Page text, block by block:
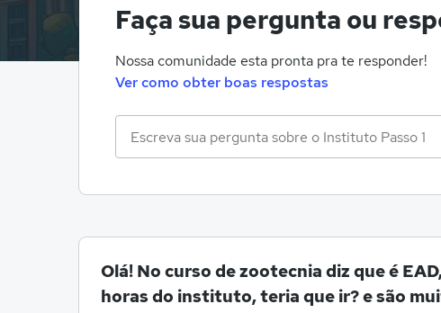
Faça sua pergunta ou
Nossa comunidade esta pronta pra te responder!
Ver como obter boas respostas
Olá! No curso de zootecnia diz que é
horas do instituto, teria que ir? e são